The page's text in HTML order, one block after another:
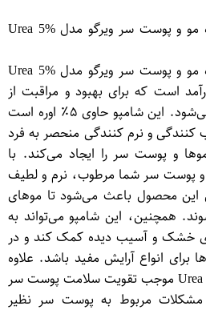
شامپو درمانی مرطوب کننده مو و پوست سر ویرگو مدل Urea 5%
شامپو درمانی مرطوب کننده مو و پوست سر ویرگو مدل Urea 5%
است که برای بهبود و مراقبت از
موها و پوست سر استفاده می‌شود. این شامپو حاوی ۵٪ اوره است
کنندگی و نرم کنندگی منحصر به فرد
و پوست سر را ایجاد می‌کند. با
و پوست سر شما مرطوب، نرم و لطیف
محصول باعث می‌شود تا موهای
همچنین، این شامپو می‌تواند به
خشک و آسیب دیده کمک کند و در
انواع آرایش مفید باشد. علاوه
بر آن، شامپو ویرگو مدل Urea 5% موجب تقویت سلامت پوست سر
مشکلات مربوط به پوست سر نظیر